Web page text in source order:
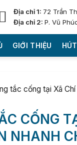
Địa chỉ 1: 72 Trần
Địa chỉ 2:P. Vũ
GIỚI THIỆU
tắc cống tại Xã
CỐNG
NHANH